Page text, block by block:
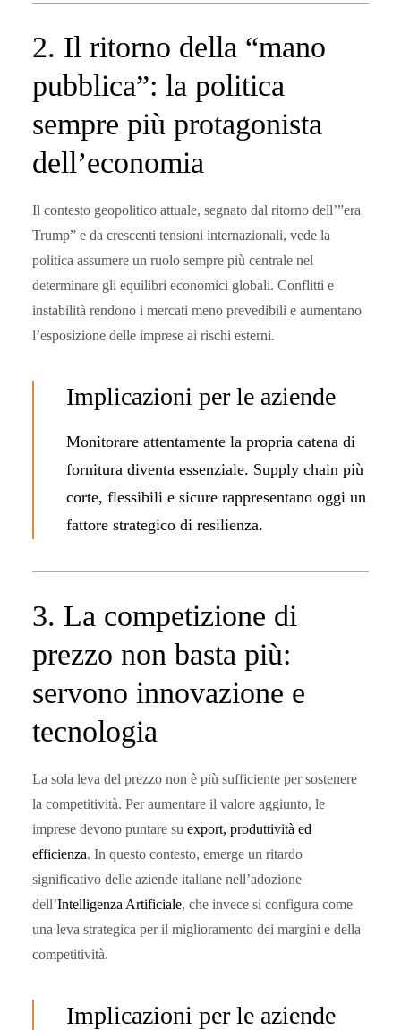
2. Il ritorno della “mano
pubblica”: la politica
sempre più protagonista
dell’economia
Il contesto geopolitico attuale, segnato dal ritorno dell’”era
Trump” e da crescenti tensioni internazionali, vede la
politica assumere un ruolo sempre più centrale nel
determinare gli equilibri economici globali. Conflitti e
instabilità rendono i mercati meno prevedibili e aumentano
l’esposizione delle imprese ai rischi esterni.
Implicazioni per le aziende
Monitorare attentamente la propria catena di
fornitura diventa essenziale. Supply chain più
corte, flessibili e sicure rappresentano oggi un
fattore strategico di resilienza.
3. La competizione di
prezzo non basta più:
servono innovazione e
tecnologia
La sola leva del prezzo non è più sufficiente per sostenere
la competitività. Per aumentare il valore aggiunto, le
imprese devono puntare su export, produttività ed
efficienza. In questo contesto, emerge un ritardo
significativo delle aziende italiane nell’adozione
dell’Intelligenza Artificiale, che invece si configura come
una leva strategica per il miglioramento dei margini e della
competitività.
Implicazioni per le aziende